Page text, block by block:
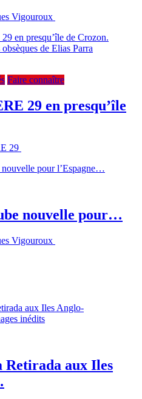
Vigouroux
Faire connaître
29 en presqu’île
29
nouvelle pour…
Vigouroux
Retirada aux Iles